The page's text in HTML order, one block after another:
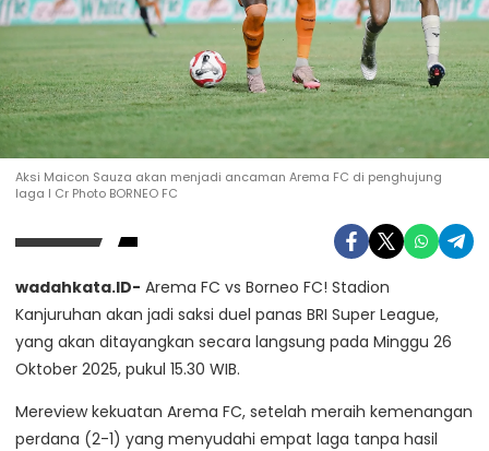
Aksi Maicon Sauza akan menjadi ancaman Arema FC di penghujung
laga I Cr Photo BORNEO FC
wadahkata.ID- Arema FC vs Borneo FC! Stadion
Kanjuruhan akan jadi saksi duel panas BRI Super League,
yang akan ditayangkan secara langsung pada Minggu 26
Oktober 2025, pukul 15.30 WIB.
Mereview kekuatan Arema FC, setelah meraih kemenangan
perdana (2-1) yang menyudahi empat laga tanpa hasil